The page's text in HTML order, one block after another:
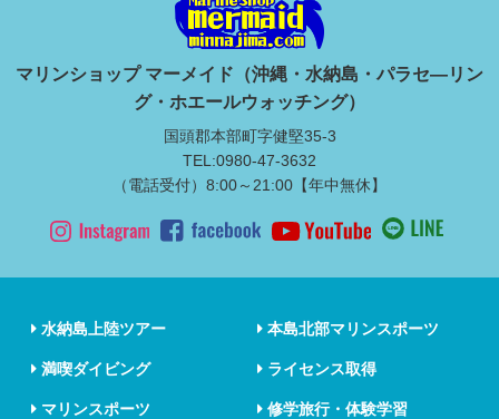
マリンショップ マーメイド（沖縄・水納島・パラセ―リン
グ・ホエールウォッチング）
国頭郡本部町字健堅35-3
TEL:0980-47-3632
（電話受付）8:00～21:00【年中無休】
水納島上陸ツアー 本島北部マリンスポーツ
満喫ダイビング ライセンス取得
マリンスポーツ 修学旅行・体験学習